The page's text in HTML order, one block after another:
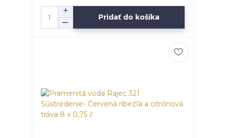
Pridať do košíka